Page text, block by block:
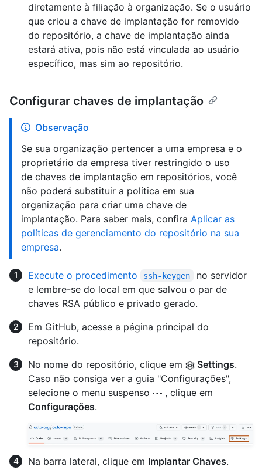
diretamente à filiação à organização. Se o usuário
que criou a chave de implantação for removido
do repositório, a chave de implantação ainda
estará ativa, pois não está vinculada ao usuário
específico, mas sim ao repositório.
Configurar chaves de implantação
Observação
Se sua organização pertencer a uma empresa e o
proprietário da empresa tiver restringido o uso
de chaves de implantação em repositórios, você
não poderá substituir a política em sua
organização para criar uma chave de
implantação. Para saber mais, confira Aplicar as
políticas de gerenciamento do repositório na sua
empresa.
Execute o procedimento ssh-keygen
no servidor
e lembre-se do local em que salvou o par de
chaves RSA público e privado gerado.
Em GitHub, acesse a página principal do
repositório.
No nome do repositório, clique em
Settings.
Caso não consiga ver a guia "Configurações",
selecione o menu suspenso
, clique em
Configurações.
Na barra lateral, clique em Implantar Chaves.